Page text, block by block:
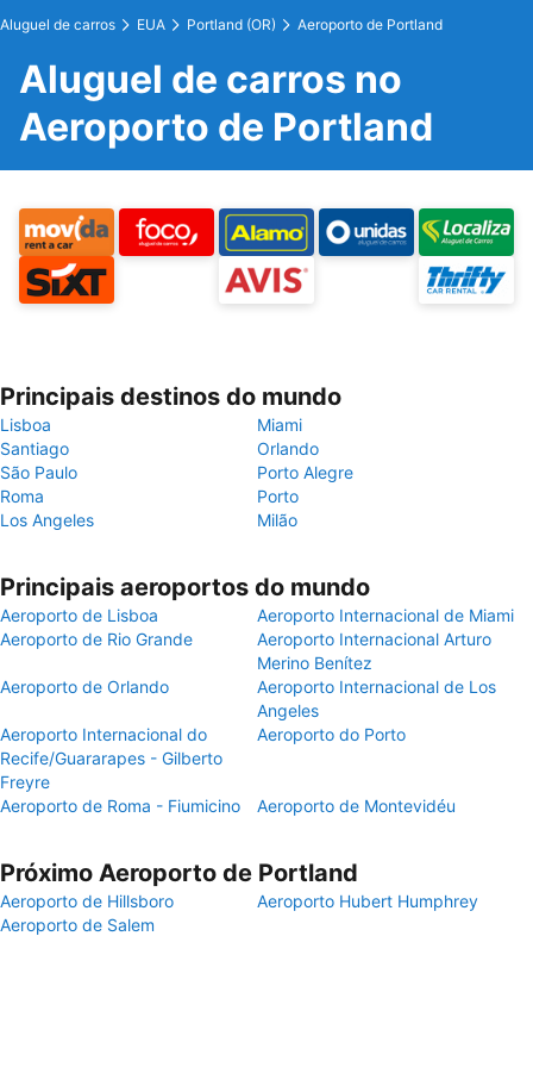
Aluguel de carros EUA Portland (OR) Aeroporto de Portland
Aluguel de carros no
Aeroporto de Portland
Principais destinos do mundo
Lisboa
Miami
Santiago
Orlando
São Paulo
Porto Alegre
Roma
Porto
Los Angeles
Milão
Principais aeroportos do mundo
Aeroporto de Lisboa
Aeroporto Internacional de Miami
Aeroporto de Rio Grande
Aeroporto Internacional Arturo
Merino Benítez
Aeroporto de Orlando
Aeroporto Internacional de Los
Angeles
Aeroporto Internacional do
Recife/Guararapes - Gilberto
Freyre
Aeroporto do Porto
Aeroporto de Roma - Fiumicino Aeroporto de Montevidéu
Próximo Aeroporto de Portland
Aeroporto de Hillsboro
Aeroporto Hubert Humphrey
Aeroporto de Salem